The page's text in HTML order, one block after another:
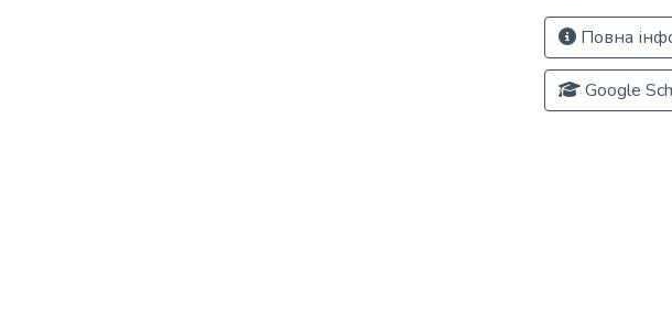
Повна
Google